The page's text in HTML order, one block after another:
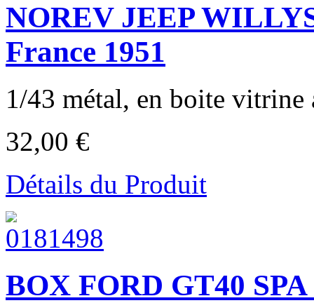
NOREV JEEP
France 1951
1/43 métal, en boite vitrine
32,00 €
Détails du Produit
BOX FORD GT40 SPA